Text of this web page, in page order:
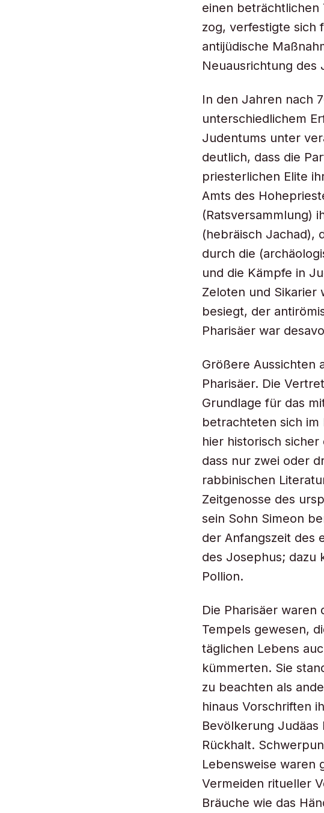
einen beträchtlichen
zog, verfestigte sich
antijüdische
Neuausrichtung des
In den Jahren nach
unterschiedlichem
Judentums unter
deutlich, dass die
priesterlichen Elite
Amts des
(Ratsversammlung)
(hebräisch Jachad),
durch die
und die Kämpfe in
Zeloten und Sikarier
besiegt, der
Pharisäer war
Größere Aussichten
Pharisäer. Die
Grundlage für das
betrachteten sich im
hier historisch
dass nur zwei oder
rabbinischen
Zeitgenosse des
sein Sohn Simeon
der Anfangszeit des
des Josephus; dazu
Pollion.
Die Pharisäer waren
Tempels gewesen,
täglichen Lebens
kümmerten. Sie
zu beachten als
hinaus Vorschriften
Bevölkerung
Rückhalt.
Lebensweise waren
Vermeiden ritueller
Bräuche wie das